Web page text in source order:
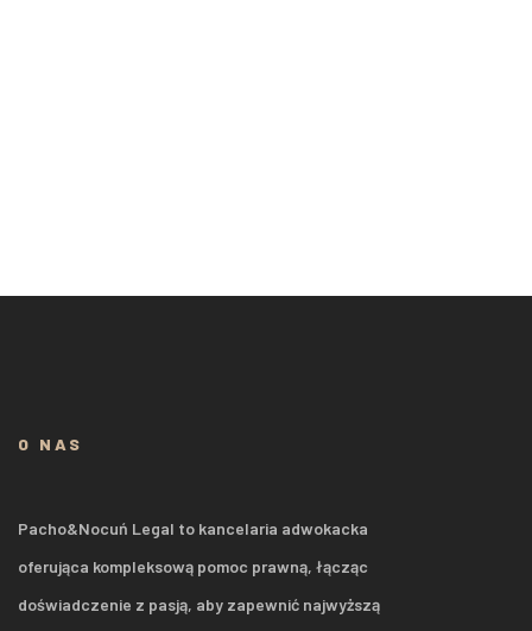
O NAS
Pacho&Nocuń Legal to kancelaria adwokacka
oferująca kompleksową pomoc prawną, łącząc
doświadczenie z pasją, aby zapewnić najwyższą